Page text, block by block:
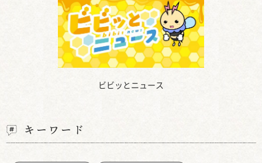
ビビッとニュース
キーワード